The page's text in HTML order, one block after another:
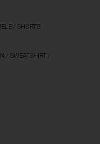
/ SHORTS
/ SWEATSHIRT /